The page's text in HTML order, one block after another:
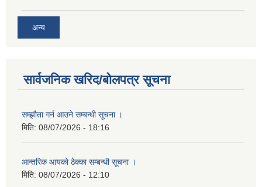
अन्य
सार्वजनिक खरिद/बोलपत्र सूचना
सम्झौता गर्न आउने सम्बन्धी सूचना ।
मिति: 08/07/2026 - 18:16
आन्तरिक आयको ठेक्का सम्बन्धी सूचना ।
मिति: 08/07/2026 - 12:10